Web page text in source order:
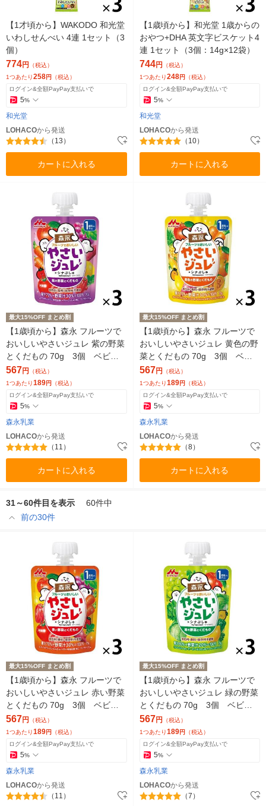
【1才頃から】WAKODO 和光堂
いわしせんべい 4連 1セット（3
個）
774円
（税込）
1つあたり258円 （税込）
ログイン&全額PayPay支払いで
5%
和光堂
LOHACOから発送
（13）
カートに入れる
【1歳頃から】和光堂 1歳からの
おやつ+DHA 英文字ビスケット4
連 1セット（3個：14g×12袋）
744円
（税込）
1つあたり248円 （税込）
ログイン&全額PayPay支払いで
5%
和光堂
LOHACOから発送
（10）
カートに入れる
最大15%OFF まとめ割
【1歳頃から】森永 フルーツで
おいしいやさいジュレ 紫の野菜
とくだもの 70g 3個 ベビー
フード 離乳食 ゼリー飲料
567円 （税込）
1つあたり189円 （税込）
ログイン&全額PayPay支払いで
5%
森永乳業
LOHACOから発送
（11）
カートに入れる
最大15%OFF まとめ割
【1歳頃から】森永 フルーツで
おいしいやさいジュレ 黄色の野
菜とくだもの 70g 3個 ベビ
ーフード 離乳食 ゼリー飲料
567円 （税込）
1つあたり189円 （税込）
ログイン&全額PayPay支払いで
5%
森永乳業
LOHACOから発送
（8）
カートに入れる
31～60件目を表示
60件中
前の30件
最大15%OFF まとめ割
【1歳頃から】森永 フルーツで
おいしいやさいジュレ 赤い野菜
とくだもの 70g 3個 ベビー
フード 離乳食 ゼリー飲料
567円
（税込）
1つあたり189円 （税込）
ログイン&全額PayPay支払いで
5%
森永乳業
LOHACOから発送
（11）
最大15%OFF まとめ割
【1歳頃から】森永 フルーツで
おいしいやさいジュレ 緑の野菜
とくだもの 70g 3個 ベビー
フード 離乳食 ゼリー飲料
567円
（税込）
1つあたり189円 （税込）
ログイン&全額PayPay支払いで
5%
森永乳業
LOHACOから発送
（7）